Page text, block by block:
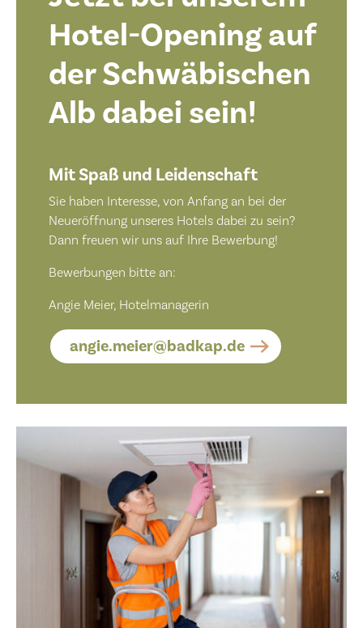
Hotel-Opening auf
der Schwäbischen
Alb dabei sein!
Mit Spaß und Leidenschaft
Sie haben Interesse, von Anfang an bei der
Neueröffnung unseres Hotels dabei zu sein?
Dann freuen wir uns auf Ihre Bewerbung!
Bewerbungen bitte an:
Angie Meier, Hotelmanagerin
angie.meier@badkap.de